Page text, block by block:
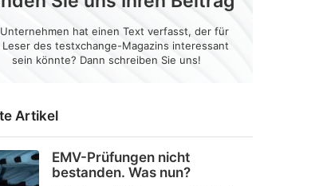
Artikel
EMV-Prüfungen nicht
bestanden. Was nun?
hat einen Text verfasst, der für
Leser des testxchange-Magazins interessant
sein könnte? Dann schreiben Sie uns!